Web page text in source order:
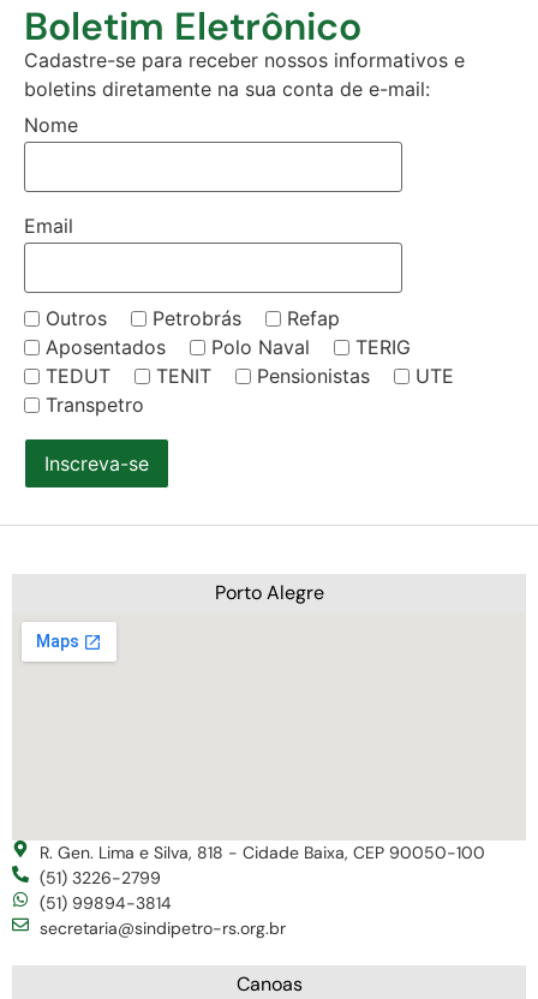
Boletim Eletrônico
Cadastre-se para receber nossos informativos e
boletins diretamente na sua conta de e-mail:
Nome
Email
Outros Petrobrás
Refap
Aposentados
Polo Naval
TERIG
TEDUT
TENIT Pensionistas
UTE
Transpetro
Inscreva-se
Porto Alegre
R. Gen. Lima e Silva, 818 - Cidade Baixa, CEP 90050-100
(51) 3226-2799
(51) 99894-3814
secretaria@sindipetro-rs.org.br
Canoas